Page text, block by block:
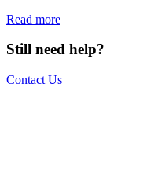
Read more
Still need help?
Contact Us